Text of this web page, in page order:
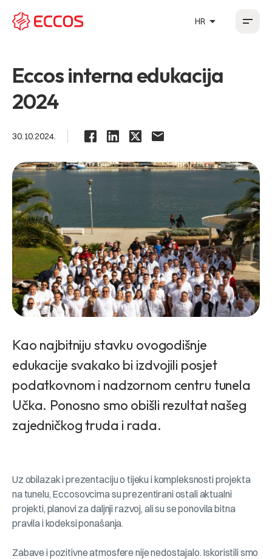
HR arrow_drop_up
Eccos interna edukacija
2024
30.10.2024.
Kao najbitniju stavku ovogodišnje
edukacije svakako bi izdvojili posjet
podatkovnom i nadzornom centru tunela
Učka. Ponosno smo obišli rezultat našeg
zajedničkog truda i rada.
Uz obilazak i prezentaciju o tijeku i kompleksnosti projekta
na tunelu, Eccosovcima su prezentirani ostali aktualni
projekti, planovi za daljnji razvoj, ali su se ponovila bitna
pravila i kodeksi ponašanja.
Zabave i pozitivne atmosfere nije nedostajalo. Iskoristili smo